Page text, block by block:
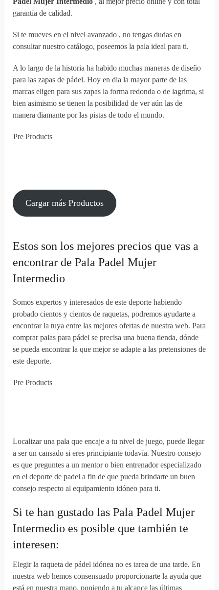
garantía de calidad.
Si te mueves en el nivel avanzado , no tengas dudas en
consultar nuestro catálogo, poseemos la pala ideal para ti.
A lo largo de la historia ha habido muchas maneras de diseño
para las zapas de pádel. Hoy en dia la mayor parte de las
marcas eligen para sus zapas la forma redonda o de lagrima, si
bien asimismo se tienen la posibilidad de ver aún las de
manera diamante por las pistas de todo el mundo.
Cargar más Productos
Estos son los mejores precios que vas a
encontrar de Pala Padel Mujer
Intermedio
Somos expertos y interesados de este deporte habiendo
probado cientos y cientos de raquetas, podremos ayudarte a
encontrar la tuya entre las mejores ofertas de nuestra web. Para
comprar palas para pádel se precisa una buena tienda, dónde
se pueda encontrar la que mejor se adapte a las pretensiones de
este deporte.
Localizar una pala que encaje a tu nivel de juego, puede llegar
a ser un cansado si eres principiante todavía. Nuestro consejo
es que preguntes a un mentor o bien entrenador especializado
en el deporte de padel a fin de que pueda brindarte un buen
consejo respecto al equipamiento idóneo para ti.
Si te han gustado las Pala Padel Mujer
Intermedio es posible que también te
interesen:
Elegir la raqueta de pádel idónea no es tarea de una tarde. En
nuestra web hemos consensuado proporcionarte la ayuda que
está en nuestra mano, poniendo a tu alcance las últimas